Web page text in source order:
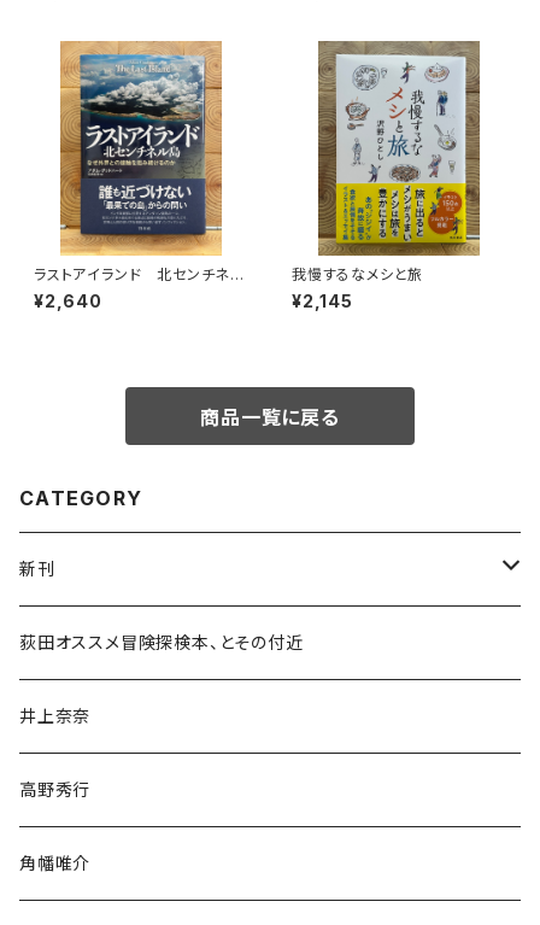
ラストアイランド 北センチネル
島 なぜ外界との接触を拒み続
けるのか
¥2,640
我慢するなメシと旅
¥2,145
商品一覧に戻る
CATEGORY
新刊
和書
文学・小説・物語
随筆・ノンフィクション・その他
荻田オススメ冒険探検本、とその付近
井上奈奈
高野秀行
角幡唯介